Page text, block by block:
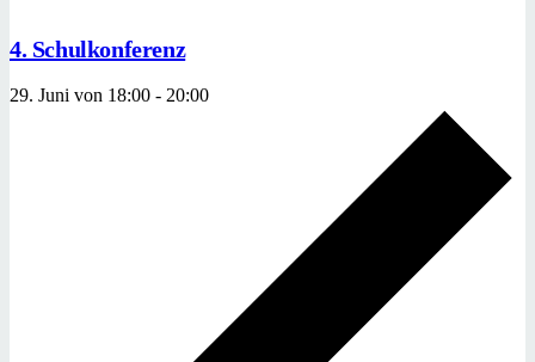
4. Schulkonferenz
29. Juni von 18:00 - 20:00